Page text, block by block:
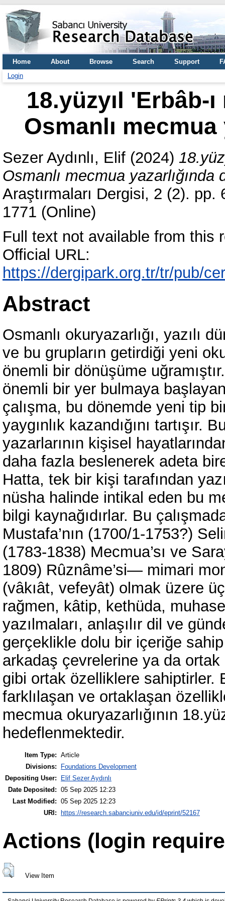
Home About Browse Search Support
Login
18.yüzyıl 'Erbâb-
Osmanlı
Sezer Aydınlı, Elif (2024)
Osmanlı mecmua yazarlığında
Araştırmaları Dergisi, 2 (2).
1771 (Online)
Full text not available from this
Official URL:
https://dergipark.org.tr/tr/pub/
Abstract
Osmanlı okuryazarlığı, yazılı
ve bu grupların getirdiği yeni
önemli bir dönüşüme
önemli bir yer bulmaya
çalışma, bu dönemde yeni tip
yaygınlık kazandığını
yazarlarının kişisel
daha fazla beslenerek adeta
Hatta, tek bir kişi tarafından
nüsha halinde intikal eden bu
bilgi kaynağıdırlar. Bu
Mustafa’nın (1700/1-1753?)
(1783-1838) Mecmua’sı ve
1809) Rûznâme’si— mimari
(vâkıât, vefeyât) olmak üzere
rağmen, kâtip, kethüda,
yazılmaları, anlaşılır dil ve
gerçeklikle dolu bir içeriğe
arkadaş çevrelerine ya da
gibi ortak özelliklere sahiptirler.
farklılaşan ve ortaklaşan
mecmua okuryazarlığının
hedeflenmektedir.
Item Type: Article
Divisions:
Foundations Development
Depositing User:
Elif Sezer Aydınlı
Date Deposited: 05 Sep 2025 12:23
Last Modified: 05 Sep 2025 12:23
URI: https://research.sabanciuniv.edu/id/eprint/52167
Actions (login
View Item